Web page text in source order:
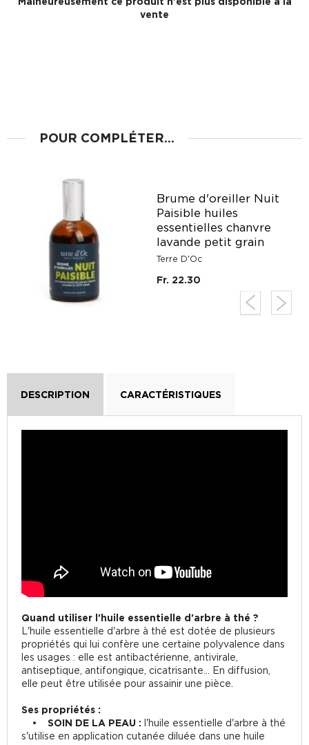
vente
POUR COMPLÉTER...
Brume d'oreiller Nuit
Paisible huiles
essentielles chanvre
lavande petit grain
Terre D'Oc
Fr. 22.30
DESCRIPTION CARACTÉRISTIQUES
Quand utiliser l'huile essentielle d'arbre à thé ?
L'huile essentielle d'arbre à thé est dotée de plusieurs
propriétés qui lui confère une certaine polyvalence dans
les usages : elle est antibactérienne, antivirale,
antiseptique, antifongique, cicatrisante... En diffusion,
elle peut être utilisée pour assainir une pièce.
Ses propriétés :
• SOIN DE LA PEAU : l'huile essentielle d'arbre à thé
s'utilise en application cutanée diluée dans une huile